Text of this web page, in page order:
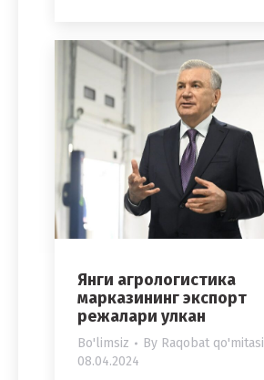
Янги агрологистика
марказининг экспорт
режалари улкан
Bo'limsiz By Raqobat qo'mitasi
08.04.2024